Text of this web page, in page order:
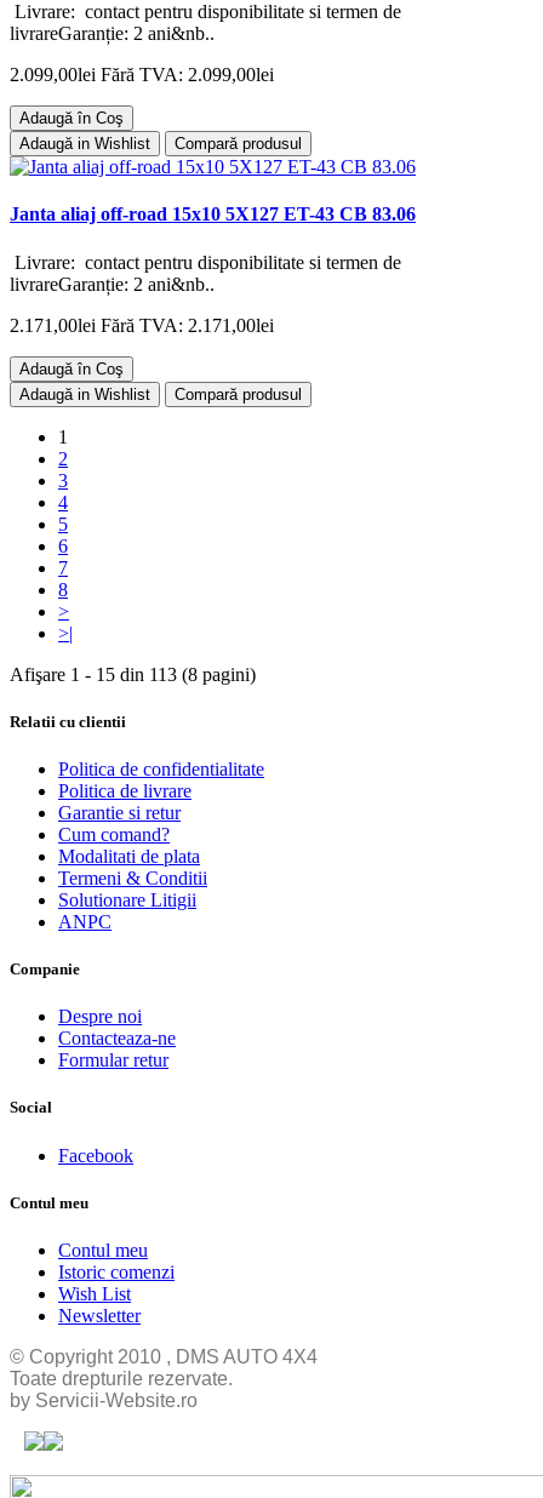
Livrare: contact pentru disponibilitate si termen de
livrareGaranție: 2 ani&nb..
2.099,00lei Fără TVA: 2.099,00lei
Adaugă în Coş
Adaugă in Wishlist
Compară produsul
Janta aliaj off-road 15x10 5X127 ET-43 CB 83.06
Livrare: contact pentru disponibilitate si termen de
livrareGaranție: 2 ani&nb..
2.171,00lei Fără TVA: 2.171,00lei
Adaugă în Coş
Adaugă in Wishlist
Compară produsul
1
2
3
4
5
6
7
8
>
>|
Afişare 1 - 15 din 113 (8 pagini)
Relatii cu clientii
Politica de confidentialitate
Politica de livrare
Garantie si retur
Cum comand?
Modalitati de plata
Termeni & Conditii
Solutionare Litigii
ANPC
Companie
Despre noi
Contacteaza-ne
Formular retur
Social
Facebook
Contul meu
Contul meu
Istoric comenzi
Wish List
Newsletter
© Copyright 2010 , DMS AUTO 4X4
Toate drepturile rezervate.
by Servicii-Website.ro